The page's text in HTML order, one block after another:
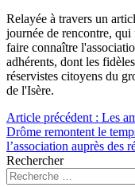
Relayée à travers un
journée de rencontre,
faire connaître
adhérents, dont les
réservistes citoyens du
de l'Isère.
Article précédent : Les
Drôme remontent le
l’association auprès des
Rechercher